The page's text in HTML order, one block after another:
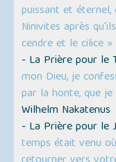
puissant et
Ninivites après
cendre et le cilice »
- La Prière pour le
mon Dieu, je
par la honte, que
Wilhelm Nakatenus
- La Prière pour le
temps était venu